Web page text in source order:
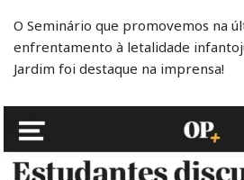
O Seminário que promovemos na
enfrentamento à letalidade
Jardim foi destaque na imprensa!